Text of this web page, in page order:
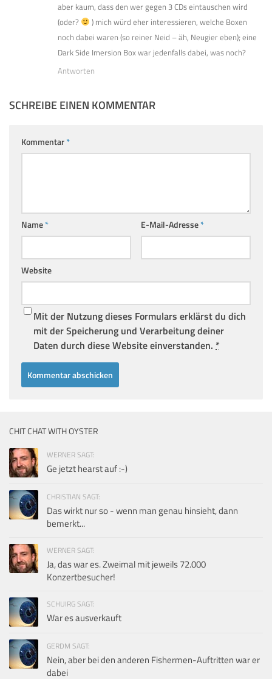
aber kaum, dass den wer gegen 3 CDs eintauschen wird
(oder?
) mich würd eher interessieren, welche Boxen
noch dabei waren (so reiner Neid – äh, Neugier eben); eine
Dark Side Imersion Box war jedenfalls dabei, was noch?
Antworten
SCHREIBE EINEN KOMMENTAR
Kommentar*
Name* E-Mail-Adresse*
Website
Mit der Nutzung dieses Formulars erklärst du dich
mit der Speicherung und Verarbeitung deiner
Daten durch diese Website einverstanden. *
CHIT CHAT WITH OYSTER
WERNER SAGT:
Ge jetzt hearst auf :-)
CHRISTIAN SAGT:
Das wirkt nur so - wenn man genau hinsieht, dann
bemerkt...
WERNER SAGT:
Ja, das war es. Zweimal mit jeweils 72.000
Konzertbesucher!
SCHUIRG SAGT:
War es ausverkauft
GERDM SAGT:
Nein, aber bei den anderen Fishermen-Auftritten war er
dabei